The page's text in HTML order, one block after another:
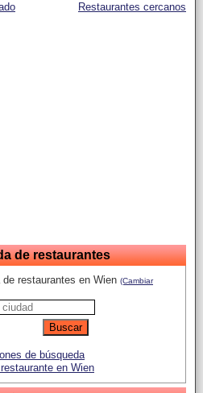
Restaurantes cercanos
de restaurantes
de restaurantes en Wien (Cambiar
de búsqueda
en Wien